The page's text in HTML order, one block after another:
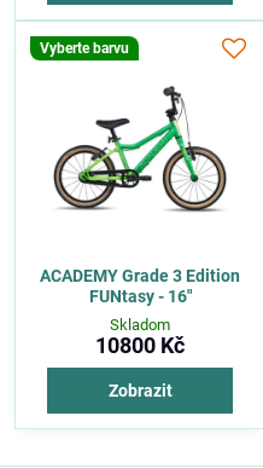
Vyberte barvu
ACADEMY Grade 3 Edition
FUNtasy - 16"
Skladom
10800 Kč
Zobrazit